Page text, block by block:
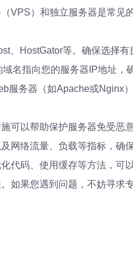
VPS）和独立服务器是常见
HostGator等。确保选择
名指向您的服务器IP地址，
务器（如Apache或Nginx
可以帮助保护服务器免受恶意
网络流量、负载等指标，确
代码、使用缓存等方法，可
果您遇到问题，不妨寻求